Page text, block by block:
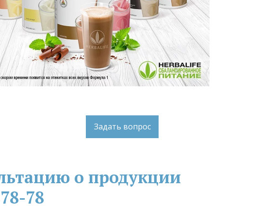
Задать вопрос
о продукции
78